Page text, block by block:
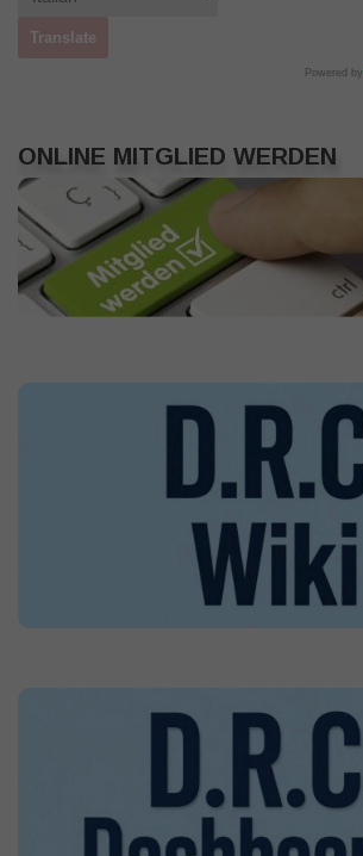
Powered by
ONLINE MITGLIED WERDEN